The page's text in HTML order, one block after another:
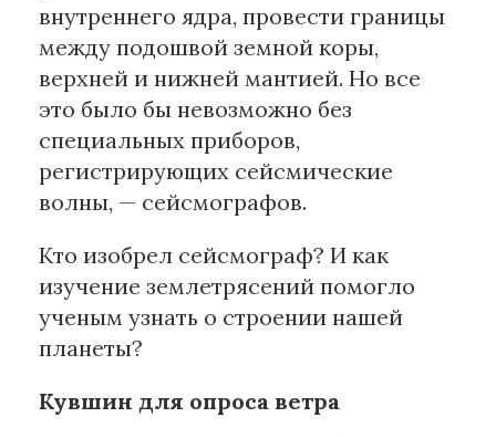
Смотрите нас в соцсетях и мессенджерах
внутреннего ядра, провести границы
между подошвой земной коры,
верхней и нижней мантией. Но все
это было бы невозможно без
специальных приборов,
регистрирующих сейсмические
волны, — сейсмографов.
Кто изобрел сейсмограф? И как
изучение землетрясений помогло
ученым узнать о строении нашей
планеты?
Кувшин для опроса ветра